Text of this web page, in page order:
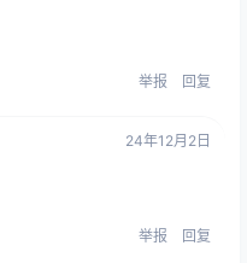
举报 回复
24年12月2日
举报 回复